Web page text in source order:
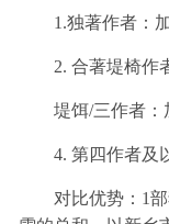
1.独著作者：
2. 合著堤椅作
堤饵/三作者：
4. 第四作者及
对比优势：1